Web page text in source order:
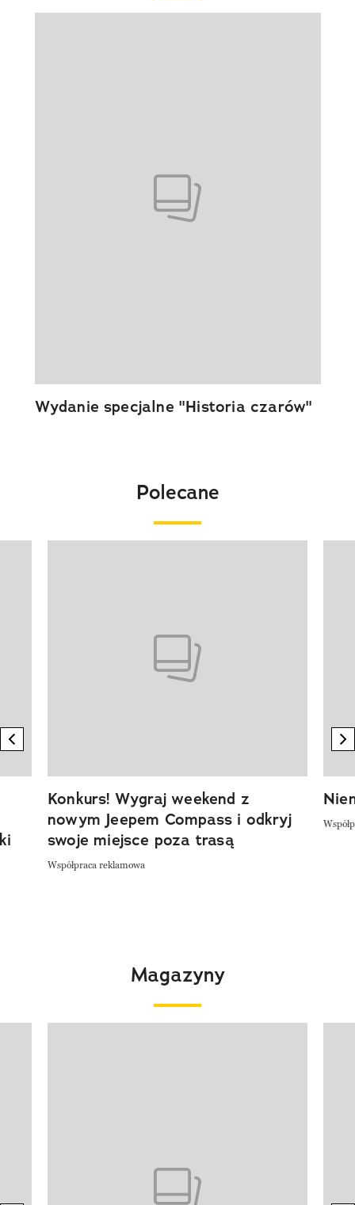
Wydanie specjalne "Historia czarów"
Polecane
previous element
Konkurs! Wygraj weekend z
nowym Jeepem Compass i odkryj
swoje miejsce poza trasą
Współpraca reklamowa
Magazyny